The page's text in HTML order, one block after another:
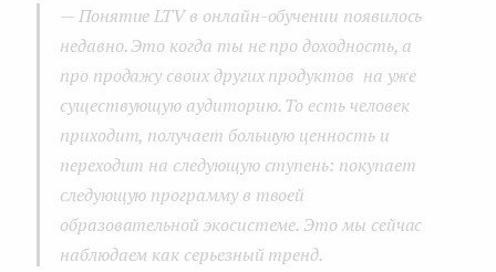
— Понятие LTV в онлайн-обучении появилось
недавно. Это когда ты не про доходность, а
про продажу своих других продуктов на уже
существующую аудиторию. То есть человек
приходит, получает большую ценность и
переходит на следующую ступень: покупает
следующую программу в твоей
образовательной экосистеме. Это мы сейчас
наблюдаем как серьезный тренд.